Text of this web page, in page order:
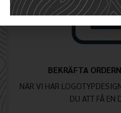
BEKRÄFTA
NÄR VI HAR
DU ATT FÅ EN
Alternative: